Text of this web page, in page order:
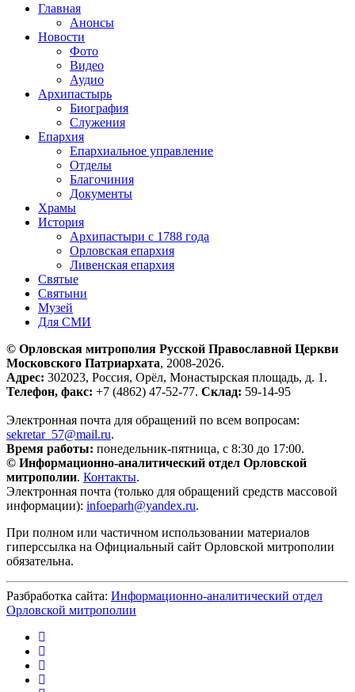
Главная
Анонсы
Новости
Фото
Видео
Аудио
Архипастырь
Биография
Служения
Епархия
Епархиальное управление
Отделы
Благочиния
Документы
Храмы
История
Архипастыри с 1788 года
Орловская епархия
Ливенская епархия
Святые
Святыни
Музей
Для СМИ
© Орловская митрополия Русской Православной Церкви
Московского Патриархата, 2008-2026.
Адрес: 302023, Россия, Орёл, Монастырская площадь, д. 1.
Телефон, факс: +7 (4862) 47-52-77. Склад: 59-14-95
Электронная почта для обращений по всем вопросам:
sekretar_57@mail.ru.
Время работы: понедельник-пятница, с 8:30 до 17:00.
© Информационно-аналитический отдел Орловской
митрополии. Контакты.
Электронная почта (только для обращений средств массовой
информации): infoeparh@yandex.ru.
При полном или частичном использовании материалов
гиперссылка на Официальный сайт Орловской митрополии
обязательна.
Разбработка сайта: Информационно-аналитический отдел
Орловской митрополии